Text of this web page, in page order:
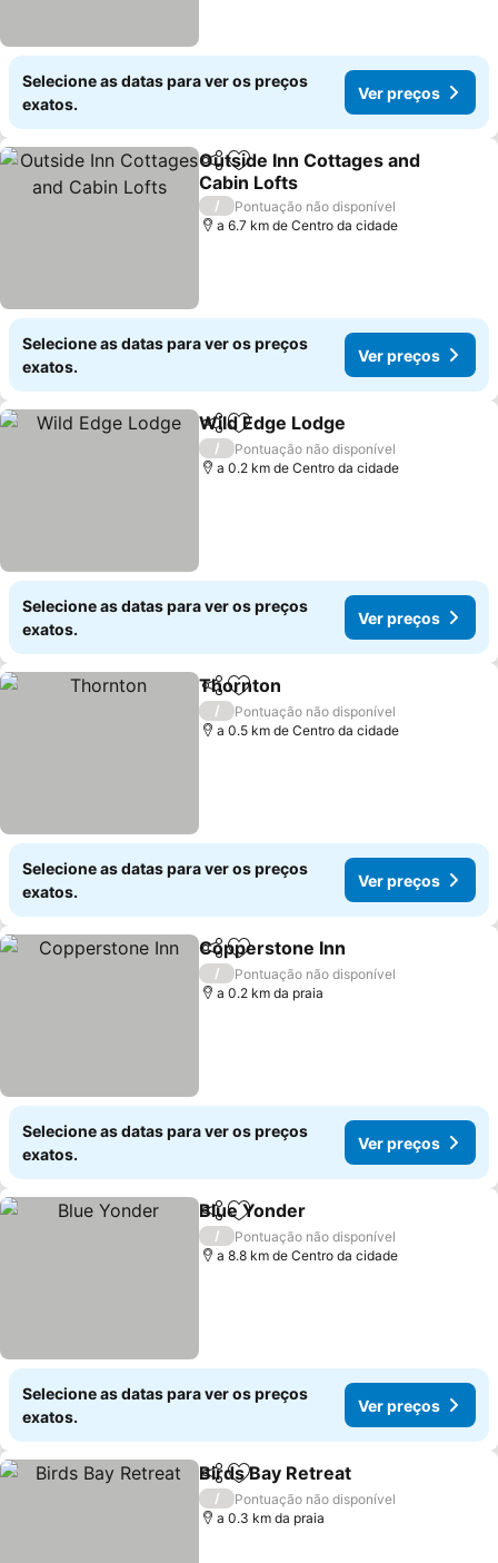
Selecione as datas para ver os preços
exatos.
Ver preços
PartilharAdicionar aos favoritos
Outside Inn Cottages and
Cabin Lofts
Ver preços
/
Pontuação não disponível
a 6.7 km de Centro da cidade
Selecione as datas para ver os preços
exatos.
Ver preços
PartilharAdicionar aos favoritos
Wild Edge Lodge
/
Pontuação não disponível
a 0.2 km de Centro da cidade
Selecione as datas para ver os preços
exatos.
Ver preços
PartilharAdicionar aos favoritos
Thornton
/
Pontuação não disponível
a 0.5 km de Centro da cidade
Selecione as datas para ver os preços
exatos.
Ver preços
PartilharAdicionar aos favoritos
Copperstone Inn
/
Pontuação não disponível
a 0.2 km da praia
Selecione as datas para ver os preços
exatos.
Ver preços
PartilharAdicionar aos favoritos
Blue Yonder
/
Pontuação não disponível
a 8.8 km de Centro da cidade
Selecione as datas para ver os preços
exatos.
Ver preços
PartilharAdicionar aos favoritos
Birds Bay Retreat
/
Pontuação não disponível
a 0.3 km da praia